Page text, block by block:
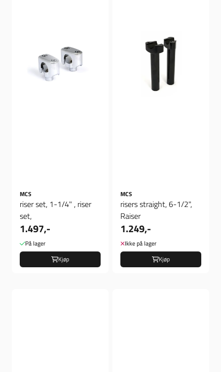
MCS
riser set, 1-1/4" , riser
set,
1.497,-
På lager
Kjøp
MCS
risers straight, 6-1/2",
Raiser
1.249,-
Ikke på lager
Kjøp